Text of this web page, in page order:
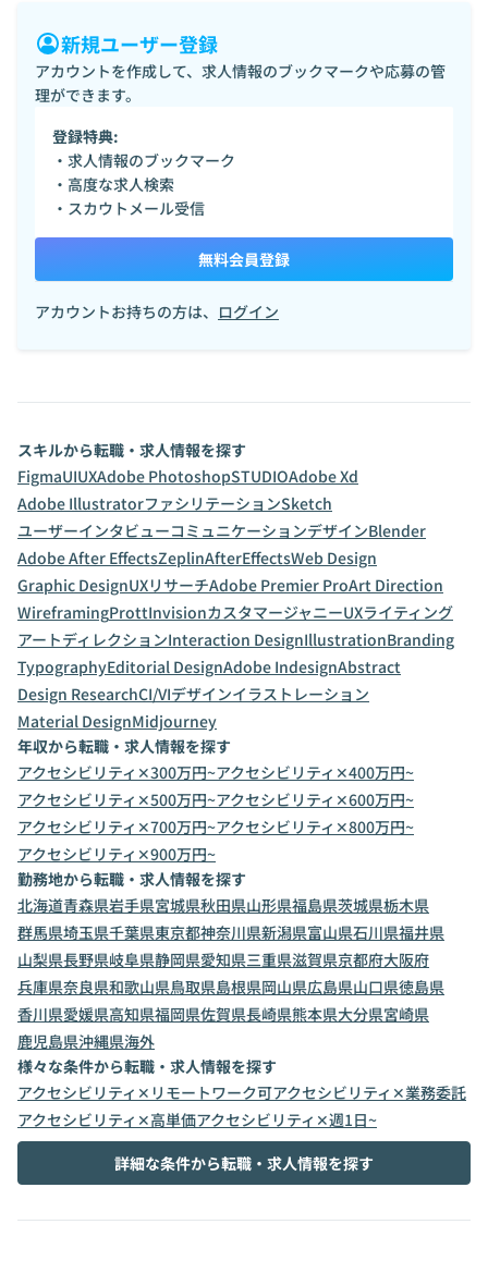
新規ユーザー登録
アカウントを作成して、求人情報のブックマークや応募の管
理ができます。
登録特典:
・求人情報のブックマーク
・高度な求人検索
・スカウトメール受信
無料会員登録
アカウントお持ちの方は、 ログイン
スキルから転職・求人情報を探す
FigmaUIUXAdobe PhotoshopSTUDIOAdobe Xd
Adobe IllustratorファシリテーションSketch
ユーザーインタビューコミュニケーションデザインBlender
Adobe After EffectsZeplinAfterEffectsWeb Design
Graphic DesignUXリサーチAdobe Premier ProArt Direction
WireframingProttInvisionカスタマージャニーUXライティング
アートディレクションInteraction DesignIllustrationBranding
TypographyEditorial DesignAdobe IndesignAbstract
Design ResearchCI/VIデザインイラストレーション
Material DesignMidjourney
年収から転職・求人情報を探す
アクセシビリティ✕300万円~アクセシビリティ✕400万円~
アクセシビリティ✕500万円~アクセシビリティ✕600万円~
アクセシビリティ✕700万円~アクセシビリティ✕800万円~
アクセシビリティ✕900万円~
勤務地から転職・求人情報を探す
北海道青森県岩手県宮城県秋田県山形県福島県茨城県栃木県
群馬県埼玉県千葉県東京都神奈川県新潟県富山県石川県福井県
山梨県長野県岐阜県静岡県愛知県三重県滋賀県京都府大阪府
兵庫県奈良県和歌山県鳥取県島根県岡山県広島県山口県徳島県
香川県愛媛県高知県福岡県佐賀県長崎県熊本県大分県宮崎県
鹿児島県沖縄県海外
様々な条件から転職・求人情報を探す
アクセシビリティ✕リモートワーク可アクセシビリティ✕業務委託
アクセシビリティ✕高単価アクセシビリティ✕週1日~
詳細な条件から転職・求人情報を探す